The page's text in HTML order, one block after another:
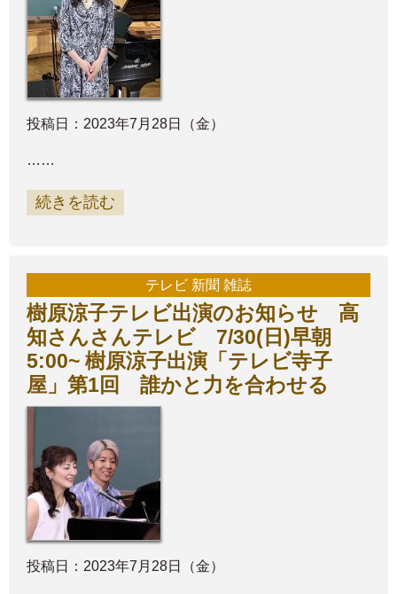
投稿日：2023年7月28日（金）
……
続きを読む
テレビ 新聞 雑誌
樹原涼子テレビ出演のお知らせ 高
知さんさんテレビ 7/30(日)早朝
5:00~ 樹原涼子出演「テレビ寺子
屋」第1回 誰かと力を合わせる
投稿日：2023年7月28日（金）